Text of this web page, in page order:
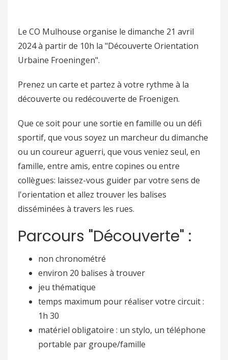
Le CO Mulhouse organise le dimanche 21 avril
2024 à partir de 10h la "Découverte Orientation
Urbaine Froeningen".
Prenez un carte et partez à votre rythme à la
découverte ou redécouverte de Froenigen.
Que ce soit pour une sortie en famille ou un défi
sportif, que vous soyez un marcheur du dimanche
ou un coureur aguerri, que vous veniez seul, en
famille, entre amis, entre copines ou entre
collègues: laissez-vous guider par votre sens de
l'orientation et allez trouver les balises
disséminées à travers les rues.
Parcours "Découverte" :
non chronométré
environ 20 balises à trouver
jeu thématique
temps maximum pour réaliser votre circuit :
1h 30
matériel obligatoire : un stylo, un téléphone
portable par groupe/famille